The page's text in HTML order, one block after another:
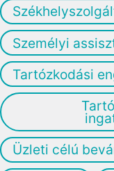
Személyi
Tartózkodási
Üzleti célú